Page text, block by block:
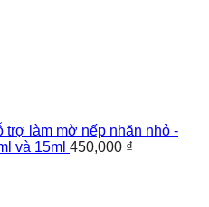
trợ làm mờ nếp nhăn nhỏ -
và 15ml 450,000 ₫